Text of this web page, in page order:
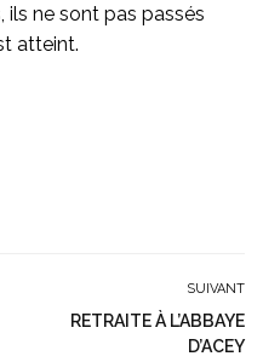
ils ne sont pas passés
atteint.
SUIVANT
RETRAITE À L’ABBAYE
D’ACEY